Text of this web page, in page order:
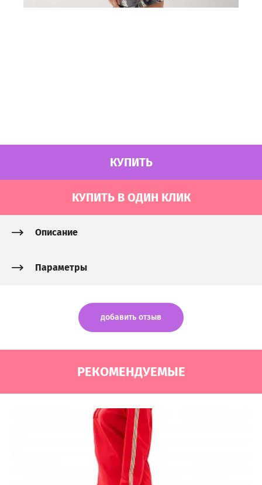
КУПИТЬ
КУПИТЬ В ОДИН КЛИК
Описание
Параметры
добавить отзыв
РЕКОМЕНДУЕМЫЕ